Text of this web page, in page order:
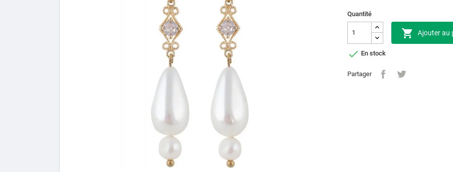
Quantité
 Ajouter au
 En stock
Partager